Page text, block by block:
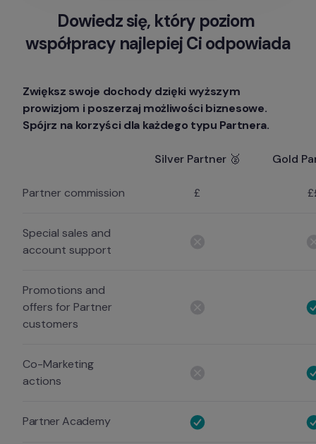
Dowiedz się, który poziom
współpracy najlepiej Ci odpowiada
Zwiększ swoje dochody dzięki wyższym
prowizjom i poszerzaj możliwości biznesowe.
Spójrz na korzyści dla każdego typu Partnera.
Silver Partner 🥈 Gold
Partner commission £
Special sales and
account support
Promotions and
offers for Partner
customers
Co-Marketing
actions
Partner Academy